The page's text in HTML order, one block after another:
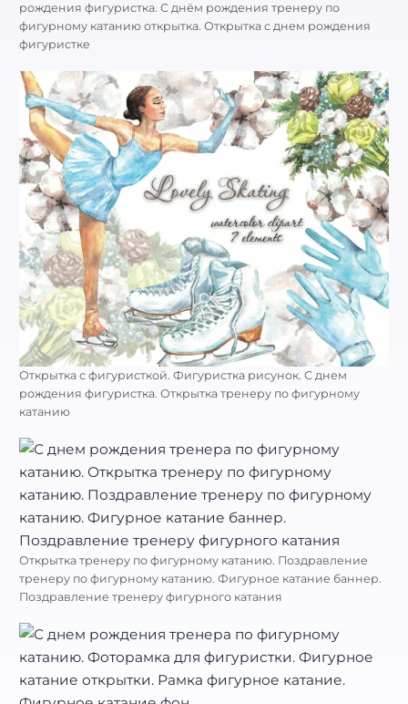
рождения фигуристка. С днём рождения тренеру по
фигурному катанию открытка. Открытка с днем рождения
фигуристке
Открытка с фигуристкой. Фигуристка рисунок. С днем
рождения фигуристка. Открытка тренеру по фигурному
катанию
Открытка тренеру по фигурному катанию. Поздравление
тренеру по фигурному катанию. Фигурное катание баннер.
Поздравление тренеру фигурного катания